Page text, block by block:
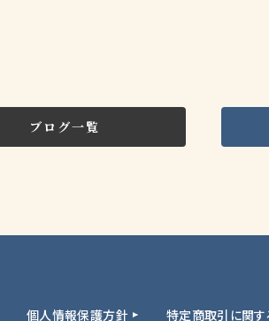
ブログ一覧
個人情報保護方針 特定商取引に関